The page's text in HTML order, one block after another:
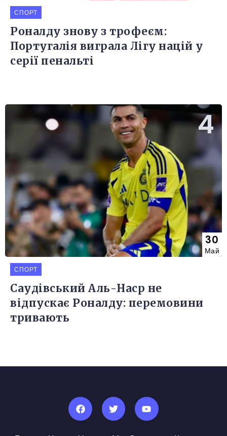
СПОРТ
Роналду знову з трофеєм:
Португалія виграла Лігу націй у
серії пенальті
30
Май
СПОРТ
Саудівський Аль-Наср не
відпускає Роналду: перемовини
тривають